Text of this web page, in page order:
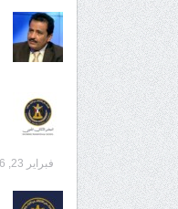
فبراير 23, 2026